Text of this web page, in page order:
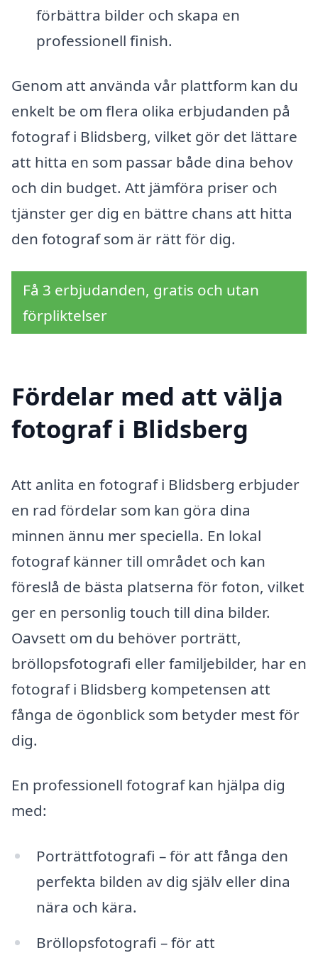
förbättra bilder och skapa en
professionell finish.
Genom att använda vår plattform kan du
enkelt be om flera olika erbjudanden på
fotograf i Blidsberg, vilket gör det lättare
att hitta en som passar både dina behov
och din budget. Att jämföra priser och
tjänster ger dig en bättre chans att hitta
den fotograf som är rätt för dig.
Få 3 erbjudanden, gratis och utan
förpliktelser
Fördelar med att välja
fotograf i Blidsberg
Att anlita en fotograf i Blidsberg erbjuder
en rad fördelar som kan göra dina
minnen ännu mer speciella. En lokal
fotograf känner till området och kan
föreslå de bästa platserna för foton, vilket
ger en personlig touch till dina bilder.
Oavsett om du behöver porträtt,
bröllopsfotografi eller familjebilder, har en
fotograf i Blidsberg kompetensen att
fånga de ögonblick som betyder mest för
dig.
En professionell fotograf kan hjälpa dig
med:
Porträttfotografi – för att fånga den
perfekta bilden av dig själv eller dina
nära och kära.
Bröllopsfotografi – för att